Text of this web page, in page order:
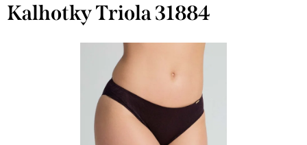
Kalhotky Triola 31884